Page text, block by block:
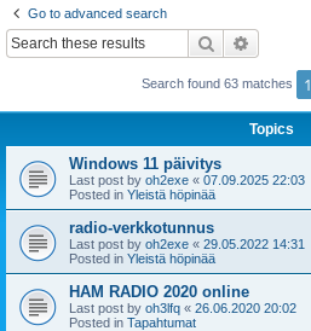
Go to advanced search
Search
Search found 63 matches 1
Topics
Windows 11 päivitys
Last post by oh2exe « 07.09.2025 22:03
Posted in Yleistä höpinää
radio-verkkotunnus
Last post by oh2exe « 29.05.2022 14:31
Posted in Yleistä höpinää
HAM RADIO 2020 online
Last post by oh3lfq « 26.06.2020 20:02
Posted in Tapahtumat